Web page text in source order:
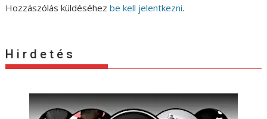
Hozzászólás küldéséhezbe kell jelentkezni.
H i r d e t é s